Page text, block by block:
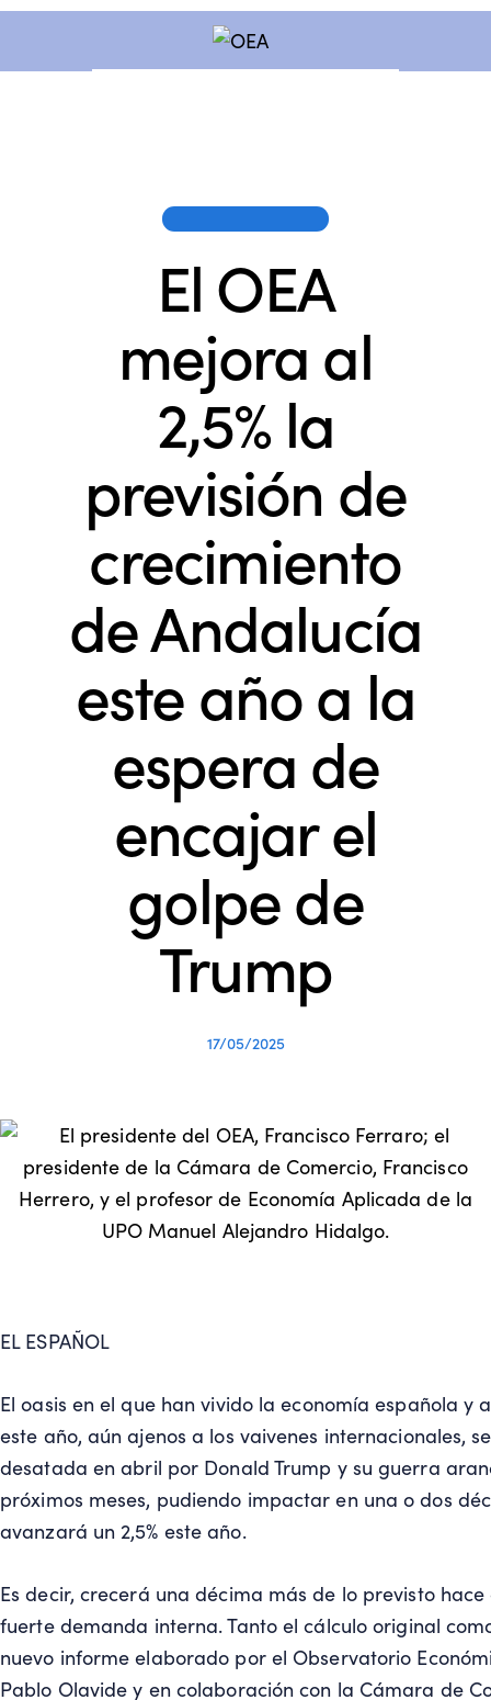
El OEA
mejora al
2,5% la
previsión de
crecimiento
de Andalucía
este año a la
espera de
encajar el
golpe de
Trump
17/05/2025
EL ESPAÑOL
El oasis en el que han vivido la economía española
este año, aún ajenos a los vaivenes internacionales,
desatada en abril por Donald Trump y su guerra
próximos meses, pudiendo impactar en una o dos
avanzará un 2,5% este año.
Es decir, crecerá una décima más de lo previsto
fuerte demanda interna. Tanto el cálculo original
nuevo informe elaborado por el Observatorio
Pablo Olavide y en colaboración con la Cámara de